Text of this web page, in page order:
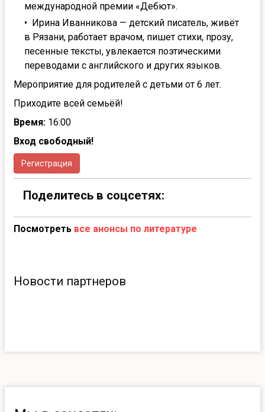
международной премии «Дебют».
Ирина Иванникова — детский писатель, живёт
в Рязани, работает врачом, пишет стихи, прозу,
песенные тексты, увлекается поэтическими
переводами с английского и других языков.
Мероприятие для родителей с детьми от 6 лет.
Приходите всей семьёй!
Время: 16:00
Вход свободный!
Регистрация
Поделитесь в соцсетях:
Посмотреть все анонсы по литературе
Новости партнеров